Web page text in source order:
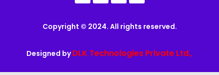
Copyright © 2024. All rights reserved.
Designed byDLK Technologies Private Ltd.,